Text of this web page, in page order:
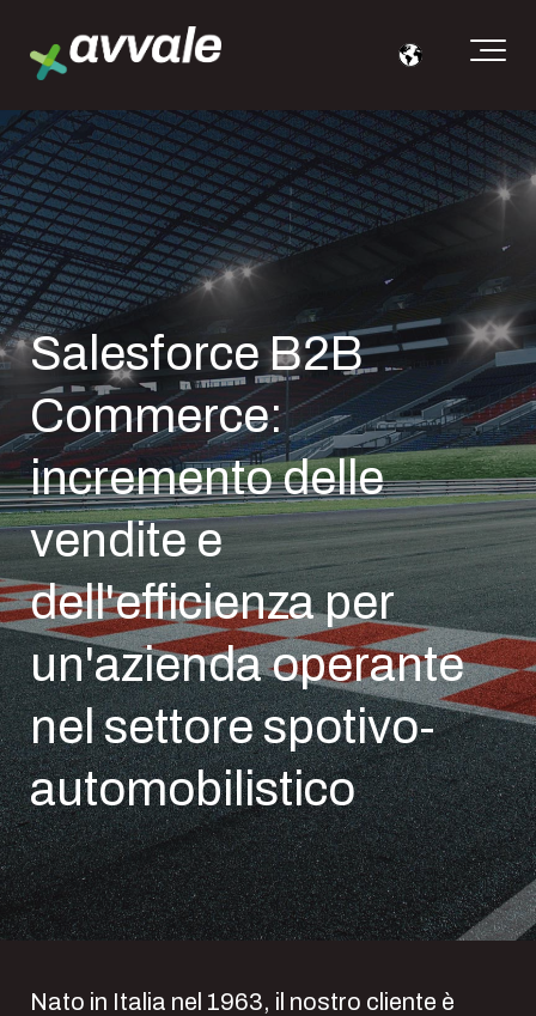
Salesforce B2B
Commerce:
incremento delle
vendite e
dell'efficienza per
un'azienda operante
nel settore spotivo-
automobilistico
Nato in Italia nel 1963, il nostro cliente è